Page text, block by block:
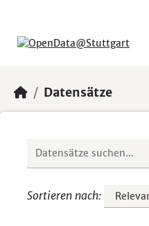
Datensätze
Sortieren nach